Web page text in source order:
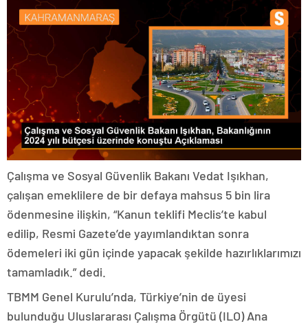
Çalışma ve Sosyal Güvenlik Bakanı Vedat Işıkhan,
çalışan emeklilere de bir defaya mahsus 5 bin lira
ödenmesine ilişkin, “Kanun teklifi Meclis’te kabul
edilip, Resmi Gazete’de yayımlandıktan sonra
ödemeleri iki gün içinde yapacak şekilde hazırlıklarımızı
tamamladık.” dedi.
TBMM Genel Kurulu’nda, Türkiye’nin de üyesi
bulunduğu Uluslararası Çalışma Örgütü (ILO) Ana